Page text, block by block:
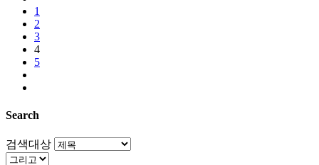
1
2
3
4
5
Search
검색대상